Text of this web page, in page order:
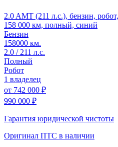
2.0 AMT (211 л.с.), бензин,
158 000 км, полный, синий
Бензин
158000 км.
2.0 / 211 л.с.
Полный
Робот
1 владелец
от 742 000 ₽
990 000 ₽
Гарантия юридической чистоты
Оригинал ПТС в наличии